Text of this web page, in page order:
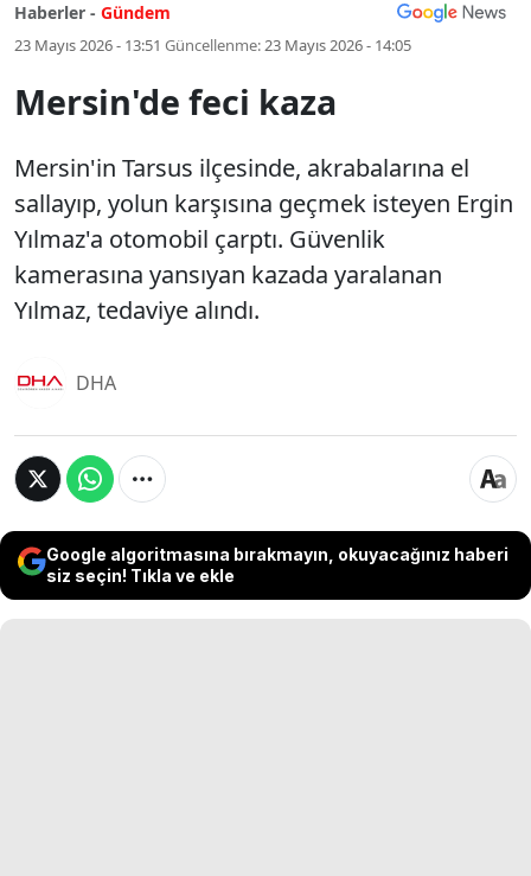
Haberler - Gündem
23 Mayıs 2026 - 13:51 Güncellenme:23 Mayıs 2026 - 14:05
Mersin'de feci kaza
Mersin'in Tarsus ilçesinde, akrabalarına el
sallayıp, yolun karşısına geçmek isteyen Ergin
Yılmaz'a otomobil çarptı. Güvenlik
kamerasına yansıyan kazada yaralanan
Yılmaz, tedaviye alındı.
DHA
Google algoritmasına bırakmayın, okuyacağınız haberi
siz seçin! Tıkla ve ekle